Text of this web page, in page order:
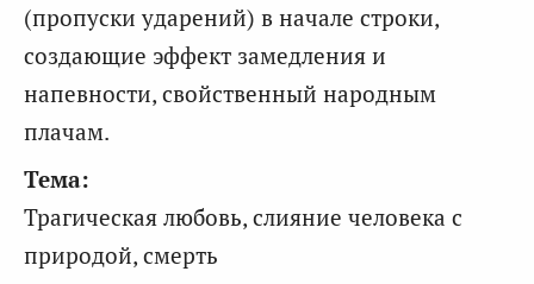
(пропуски ударений) в начале строки,
создающие эффект замедления и
напевности, свойственный народным
плачам.
Тема:
Трагическая любовь, слияние человека с
природой, смерть